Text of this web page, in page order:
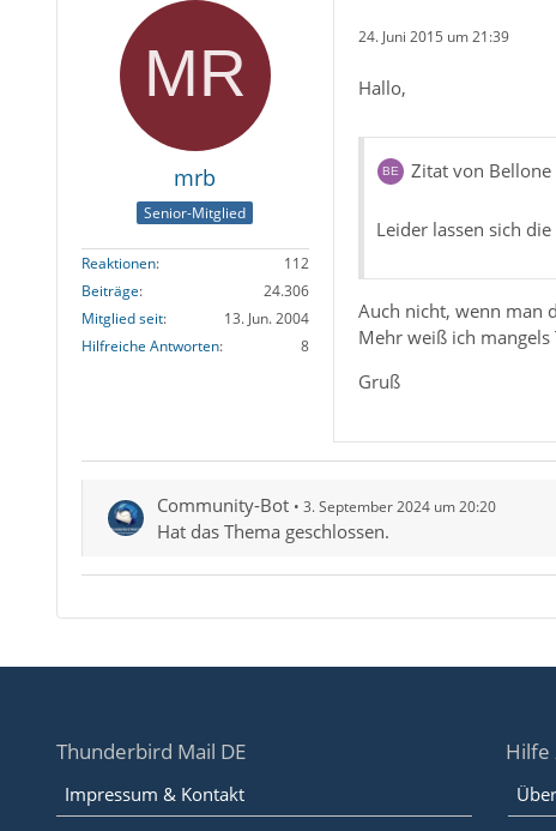
mrb
Senior-Mitglied
Reaktionen
112
Beiträge
24.306
Mitglied seit
13. Jun. 2004
Hilfreiche Antworten
8
24. Juni 2015 um 21:39
Hallo,
Zitat von Bellone
Leider lassen sich
Auch nicht, wenn man
Mehr weiß ich
Gruß
Community-Bot 3. September 2024 um 20:20
Hat das Thema geschlossen.
Thunderbird Mail DE
Impressum & Kontakt
Hilfe